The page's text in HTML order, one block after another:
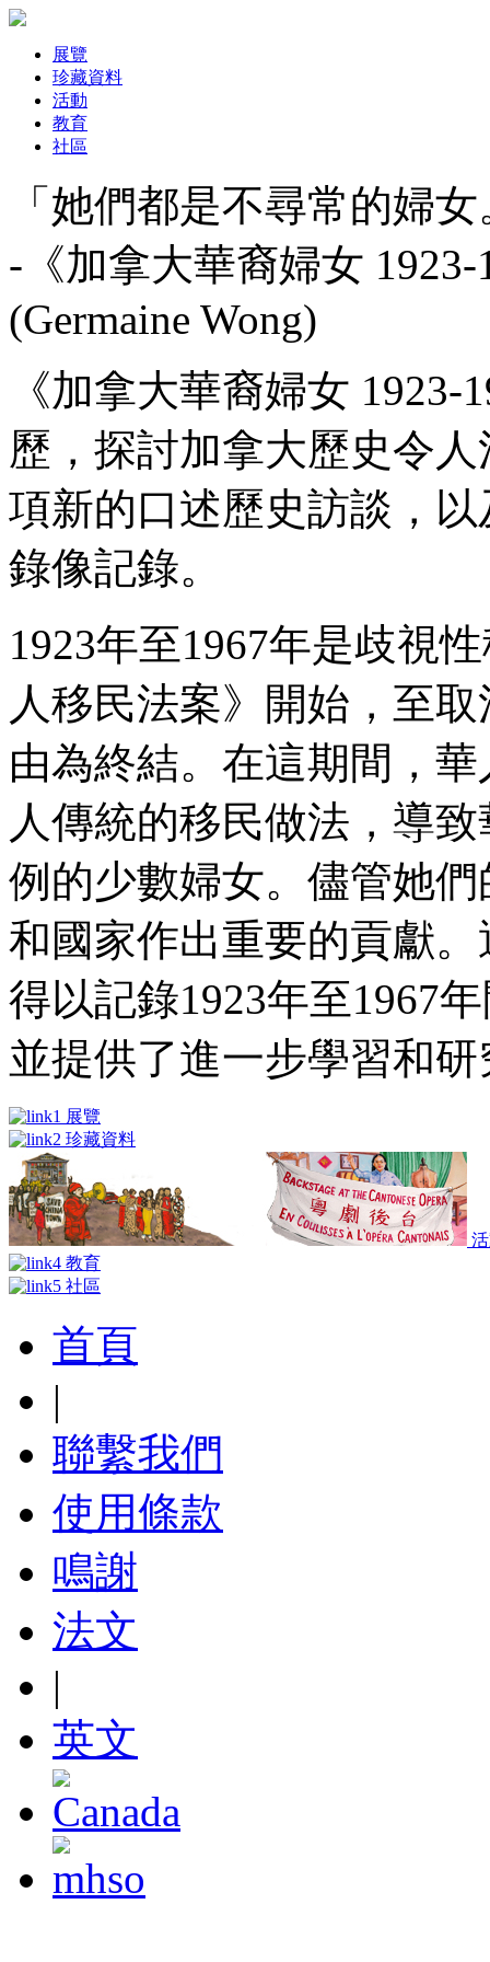
展覽
珍藏資料
活動
教育
社區
「她們都是不尋常的婦
-《加拿大華裔婦女
(Germaine Wong)
《加拿大華裔婦女
歷，探討加拿大歷史令
項新的口述歷史訪談，
錄像記錄。
1923年至1967年是歧視
人移民法案》開始，至
由為終結。在這期間，
人傳統的移民做法，導
例的少數婦女。儘管她
和國家作出重要的貢獻
得以記錄1923年至1967
並提供了進一步學習和
展覽
珍藏資料
教育
社區
首頁
|
聯繫我們
使用條款
鳴謝
法文
|
英文